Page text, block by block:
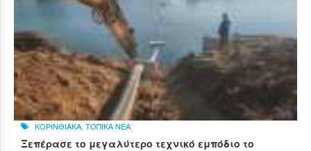
ΚΟΡΙΝΘΙΑΚΑ ΤΟΠΙΚΑ ΝΕΑ
Ξεπέρασε το μεγαλύτερο τεχνικό εμπόδιο το